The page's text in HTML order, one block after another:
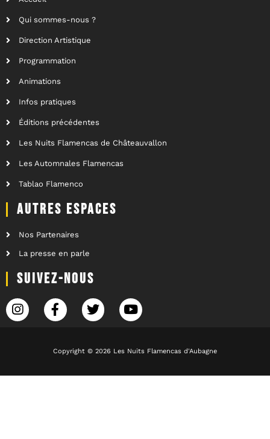
Qui sommes-nous ?
Direction Artistique
Programmation
Animations
Infos pratiques
Éditions précédentes
Les Nuits Flamencas de Châteauvallon
Les Automnales Flamencas
Tablao Flamenco
AUTRES ESPACES
Nos Partenaires
La presse en parle
SUIVEZ-NOUS
Copyright © 2026 Les Nuits Flamencas d'Aubagne